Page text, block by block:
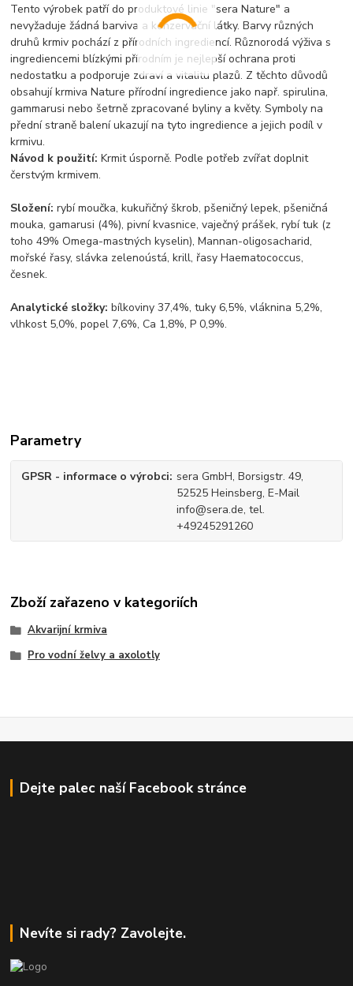
Tento výrobek patří do produktové linie "sera Nature" a
nevyžaduje žádná barviva a konzervační látky. Barvy různých
druhů krmiv pochází z přírodních ingrediencí. Různorodá výživa s
ingrediencemi blízkými přírodním je nejlepší ochrana proti
nedostatku a podporuje zdraví a vitalitu plazů. Z těchto důvodů
obsahují krmiva Nature přírodní ingredience jako např. spirulina,
gammarusi nebo šetrně zpracované byliny a květy. Symboly na
přední straně balení ukazují na tyto ingredience a jejich podíl v
krmivu.
Návod k použití:Krmit úsporně. Podle potřeb zvířat doplnit
čerstvým krmivem.
Složení:rybí moučka, kukuřičný škrob, pšeničný lepek, pšeničná
mouka, gamarusi (4%), pivní kvasnice, vaječný prášek, rybí tuk (z
toho 49% Omega-mastných kyselin), Mannan-oligosacharid,
mořské řasy, slávka zelenoústá, krill, řasy Haematococcus,
česnek.
Analytické složky:bílkoviny 37,4%, tuky 6,5%, vláknina 5,2%,
vlhkost 5,0%, popel 7,6%, Ca 1,8%, P 0,9%.
Parametry
GPSR - informace o výrobci sera GmbH, Borsigstr. 49,
52525 Heinsberg, E-Mail
info@sera.de, tel.
+49245291260
Zboží zařazeno v kategoriích
Akvarijní krmiva
Pro vodní želvy a axolotly
Dejte palec naší Facebook stránce
Nevíte si rady? Zavolejte.